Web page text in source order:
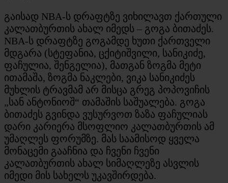
გაისად NBA-ს დრაფტზე ვიხილავთ ქართული
კალათბურთის ახალ იმედს – გოგა ბითაძეს.
NBA-ს დრაფტზე გოგამდე ხუთი ქართველი
მდგარა (სტეფანია, ცქიტიშვილი, სანიკიძე,
ფაჩულია, შენგელია), მათგან ზოგმა მეტი
ითამაშა, ზოგმა ნაკლები, ვიკა სანიკიძეს
მუხლის ტრავმამ არ მისცა გრეგ პოპოვიჩის
„სან ანტონიოშ“ თამაშის საშუალება. გოგა
ბითაძეს გვინდა ვუსურვოთ ზაზა ფაჩულიას
დარი კარიერა მსოფლიო კალათბურთის ამ
უმაღლეს ფორუმზე. მას საამისოდ ყველა
მონაცემი გააჩნია და ჩვენი ჩვენი
კალათბურთის ახალ სიმაღლეზე ასვლის
იმედი მის სახელს უკავშირდება.